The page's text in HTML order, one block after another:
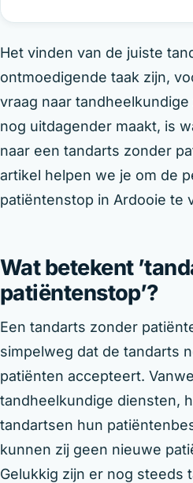
Het vinden van de juiste
ontmoedigende taak zijn,
vraag naar
nog uitdagender maakt, is
naar een tandarts zonder
artikel helpen we je om de
patiëntenstop in Ardooie te
Wat betekent
patiëntenstop’?
Een tandarts zonder
simpelweg dat de tandarts
patiënten accepteert.
tandheelkundige diensten,
tandartsen hun
kunnen zij geen nieuwe
Gelukkig zijn er nog steeds